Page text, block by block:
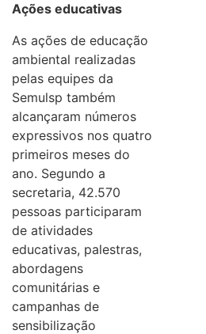
Ações educativas
As ações de educação
ambiental realizadas
pelas equipes da
Semulsp também
alcançaram números
expressivos nos quatro
primeiros meses do
ano. Segundo a
secretaria, 42.570
pessoas participaram
de atividades
educativas, palestras,
abordagens
comunitárias e
campanhas de
sensibilização